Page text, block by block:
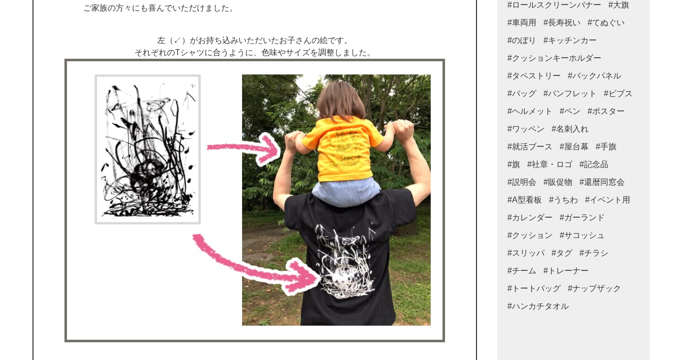
ご家族の方々にも喜んでいただけました。
左（↙）がお持ち込みいただいたお子さんの絵です。
それぞれのTシャツに合うように、色味やサイズを調整しました。
#ロールスクリーンバナー #大旗
#車両用 #長寿祝い #てぬぐい
#のぼり #キッチンカー
#クッションキーホルダー
#タペストリー #バックパネル
#バッグ #パンフレット #ビブス
#ヘルメット #ペン #ポスター
#ワッペン #名刺入れ
#就活ブース #屋台幕 #手旗
#旗 #社章・ロゴ #記念品
#説明会 #販促物 #還暦同窓会
#A型看板 #うちわ #イベント用
#カレンダー #ガーランド
#クッション #サコッシュ
#スリッパ #タグ #チラシ
#チーム #トレーナー
#トートバッグ #ナップザック
#ハンカチタオル